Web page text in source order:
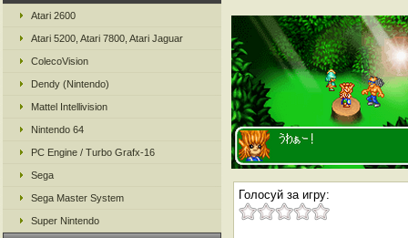
Atari 2600
Atari 5200, Atari 7800, Atari Jaguar
ColecoVision
Dendy (Nintendo)
Mattel Intellivision
Nintendo 64
PC Engine / Turbo Grafx-16
Sega
Sega Master System
Super Nintendo
Голосуй за игру: